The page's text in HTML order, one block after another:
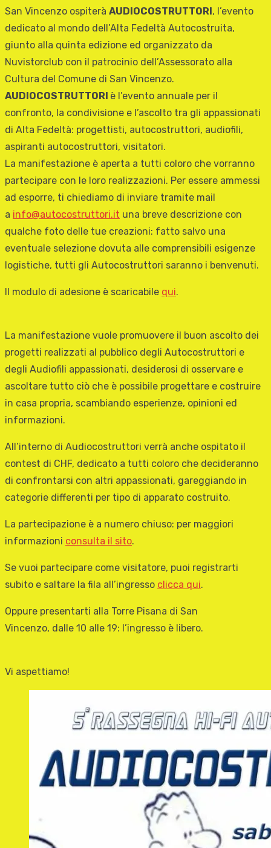
San Vincenzo ospiterà AUDIOCOSTRUTTORI , l’evento
dedicato al mondo dell’Alta Fedeltà Autocostruita,
giunto alla quinta edizione ed organizzato da
Nuvistorclub con il patrocinio dell’Assessorato alla
Cultura del Comune di San Vincenzo.
AUDIOCOSTRUTTORI è l’evento annuale per il
confronto, la condivisione e l’ascolto tra gli appassionati
di Alta Fedeltà: progettisti, autocostruttori, audiofili,
aspiranti autocostruttori, visitatori.
La manifestazione è aperta a tutti coloro che vorranno
partecipare con le loro realizzazioni. Per essere ammessi
ad esporre, ti chiediamo di inviare tramite mail
a info@autocostruttori.it una breve descrizione con
qualche foto delle tue creazioni: fatto salvo una
eventuale selezione dovuta alle comprensibili esigenze
logistiche, tutti gli Autocostruttori saranno i benvenuti.
Il modulo di adesione è scaricabile qui.
La manifestazione vuole promuovere il buon ascolto dei
progetti realizzati al pubblico degli Autocostruttori e
degli Audiofili appassionati, desiderosi di osservare e
ascoltare tutto ciò che è possibile progettare e costruire
in casa propria, scambiando esperienze, opinioni ed
informazioni.
All’interno di Audiocostruttori verrà anche ospitato il
contest di CHF, dedicato a tutti coloro che decideranno
di confrontarsi con altri appassionati, gareggiando in
categorie differenti per tipo di apparato costruito.
La partecipazione è a numero chiuso: per maggiori
informazioni consulta il sito.
Se vuoi partecipare come visitatore, puoi registrarti
subito e saltare la fila all’ingresso clicca qui.
Oppure presentarti alla Torre Pisana di San
Vincenzo, dalle 10 alle 19: l’ingresso è libero.
Vi aspettiamo!